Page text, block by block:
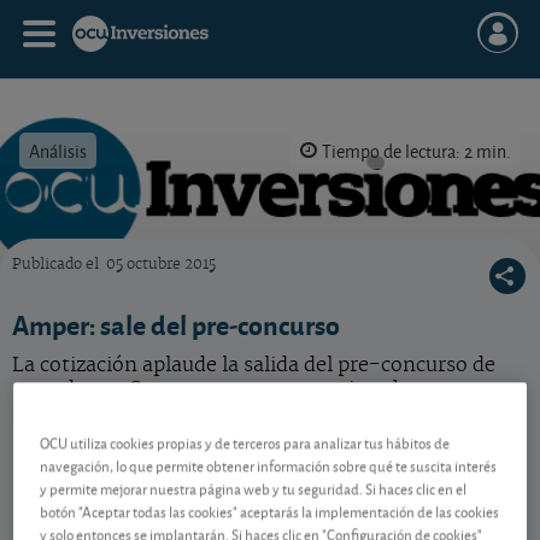
Análisis Tiempo de lectura: 2 min.
Publicado el 05 octubre 2015
Amper: sale del pre-concurso
La cotización aplaude la salida del pre-concurso de
acreedores. Conozca nuestro consejo sobre esta
Contenido reservado a SOCIOS
OCU utiliza cookies propias y de terceros para analizar tus hábitos de
navegación, lo que permite obtener información sobre qué te suscita interés
y permite mejorar nuestra página web y tu seguridad. Si haces clic en el
botón "Aceptar todas las cookies" aceptarás la implementación de las cookies
y solo entonces se implantarán. Si haces clic en "Configuración de cookies"